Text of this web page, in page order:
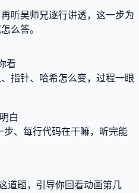
听吴师兄逐行讲透，这一步为
么答。
看
指针、哈希怎么变，过程一眼
白
步、每行代码在干嘛，听完能
道题，引导你回看动画第几